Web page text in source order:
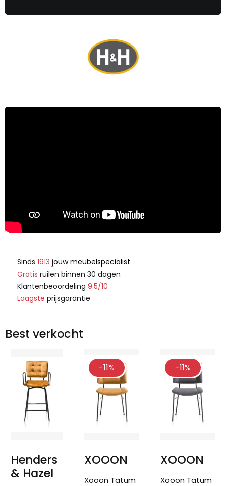
Sinds 1913 jouwmeubelspecialist
Gratis ruilen binnen 30 dagen
Klantenbeoordeling 9.5/10
Laagste prijsgarantie
Best verkocht
Henders
& Hazel
-11%
XOOON
Xooon Tatum
-11%
XOOON
Xooon Tatum